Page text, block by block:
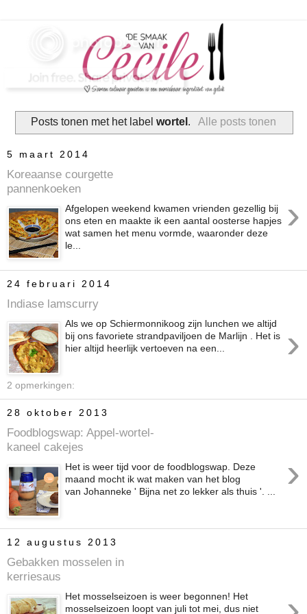
Posts tonen met het labelwortel . Alle posts tonen
5 maart 2014
Koreaanse courgette
pannenkoeken
›
Afgelopen weekend kwamen vrienden gezellig bij
ons eten en maakte ik een aantal oosterse hapjes
wat samen het menu vormde, waaronder deze
le...
24 februari 2014
Indiase lamscurry
›
Als we op Schiermonnikoog zijn lunchen we altijd
bij ons favoriete strandpaviljoen de Marlijn . Het is
hier altijd heerlijk vertoeven na een...
2 opmerkingen:
28 oktober 2013
Foodblogswap: Appel-wortel-
kaneel cakejes
›
Het is weer tijd voor de foodblogswap. Deze
maand mocht ik wat maken van het blog
van Johanneke ' Bijna net zo lekker als thuis '. ...
12 augustus 2013
Gebakken mosselen in
kerriesaus
Het mosselseizoen is weer begonnen! Het
mosselseizoen loopt van juli tot mei, dus niet